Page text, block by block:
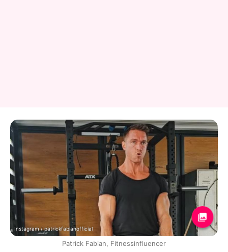
Instagram / patrickfabianofficial
Patrick Fabian, Fitnessinfluencer